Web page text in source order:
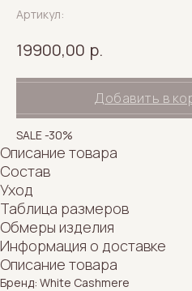
Артикул:
19900,00 р.
Добавить в
SALE -30%
Описание товара
Состав
Уход
Таблица размеров
Обмеры изделия
Информация о доставке
Описание товара
Бренд: White Cashmere